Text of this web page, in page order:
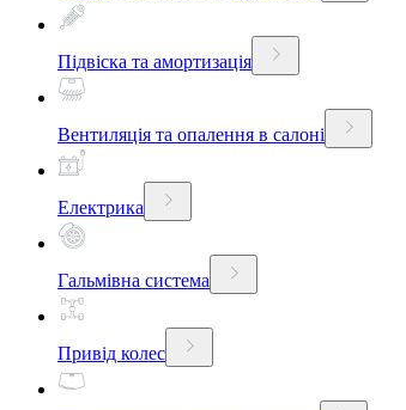
Підвіска та амортизація
Вентиляція та опалення в салоні
Електрика
Гальмівна система
Привід колес